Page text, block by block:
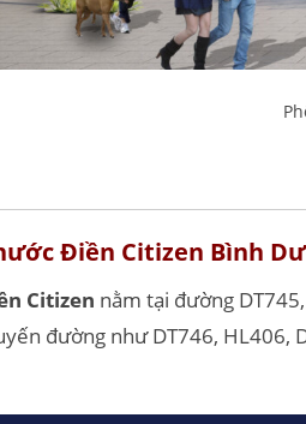
Điền Citizen Bình
Citizen nằm tại đường
đường như DT746, HL406,